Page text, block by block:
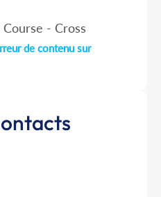
- Cross
de contenu sur